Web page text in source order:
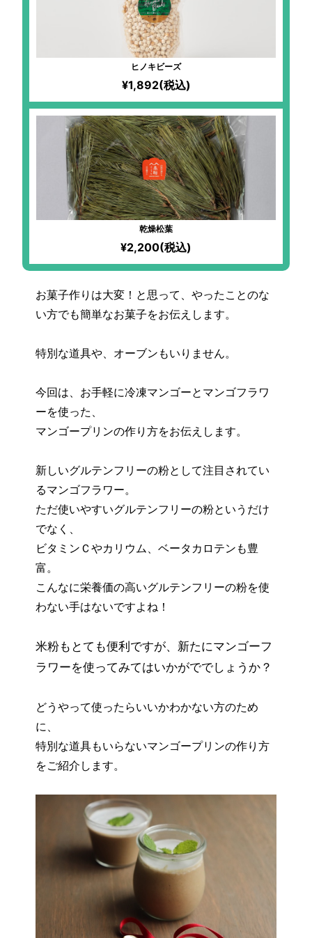
ヒノキビーズ
¥1,892(税込)
乾燥松葉
¥2,200(税込)
お菓子作りは大変！と思って、やったことのな
い方でも簡単なお菓子をお伝えします。
特別な道具や、オーブンもいりません。
今回は、お手軽に冷凍マンゴーとマンゴフラワ
ーを使った、
マンゴープリンの作り方をお伝えします。
新しいグルテンフリーの粉として注目されてい
るマンゴフラワー。
ただ使いやすいグルテンフリーの粉というだけ
でなく、
ビタミンＣやカリウム、ベータカロテンも豊
富。
こんなに栄養価の高いグルテンフリーの粉を使
わない手はないですよね！
米粉もとても便利ですが、新たにマンゴーフ
ラワーを使ってみてはいかがででしょうか？
どうやって使ったらいいかわかない方のため
に、
特別な道具もいらないマンゴープリンの作り方
をご紹介します。